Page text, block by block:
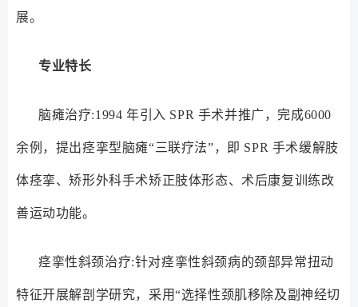
展。
专业特长
脑瘫治疗:1994 年引入 SPR 手术并推广，完成6000
余例，提出痉挛型脑瘫“三联疗法”，即 SPR 手术缓解肢
体痉挛、矫形外科手术矫正肢体形态、术后康复训练改
善运动功能。
痉挛性斜颈治疗:针对痉挛性斜颈病的颈部异常扭动
特征开展解剖学研究，采用“选择性颈肌移除及副神经切